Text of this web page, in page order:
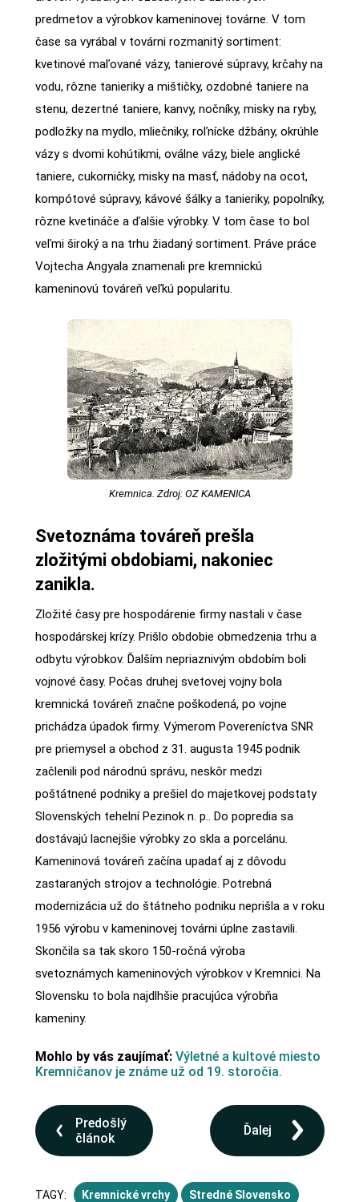
predmetov a výrobkov kameninovej továrne. V tom
čase sa vyrábal v továrni rozmanitý sortiment:
kvetinové maľované vázy, tanierové súpravy, krčahy na
vodu, rôzne tanieriky a mištičky, ozdobné taniere na
stenu, dezertné taniere, kanvy, nočníky, misky na ryby,
podložky na mydlo, mliečniky, roľnícke džbány, okrúhle
vázy s dvomi kohútikmi, oválne vázy, biele anglické
taniere, cukorničky, misky na masť, nádoby na ocot,
kompótové súpravy, kávové šálky a tanieriky, popolníky,
rôzne kvetináče a ďalšie výrobky. V tom čase to bol
veľmi široký a na trhu žiadaný sortiment. Práve práce
Vojtecha Angyala znamenali pre kremnickú
kameninovú továreň veľkú popularitu.
Kremnica. Zdroj: OZ KAMENICA
Svetoznáma továreň prešla
zložitými obdobiami, nakoniec
zanikla.
Zložité časy pre hospodárenie firmy nastali v čase
hospodárskej krízy. Prišlo obdobie obmedzenia trhu a
odbytu výrobkov. Ďalším nepriaznivým obdobím boli
vojnové časy. Počas druhej svetovej vojny bola
kremnická továreň značne poškodená, po vojne
prichádza úpadok firmy. Výmerom Povereníctva SNR
pre priemysel a obchod z 31. augusta 1945 podnik
začlenili pod národnú správu, neskôr medzi
poštátnené podniky a prešiel do majetkovej podstaty
Slovenských tehelní Pezinok n. p.. Do popredia sa
dostávajú lacnejšie výrobky zo skla a porcelánu.
Kameninová továreň začína upadať aj z dôvodu
zastaraných strojov a technológie. Potrebná
modernizácia už do štátneho podniku neprišla a v roku
1956 výrobu v kameninovej továrni úplne zastavili.
Skončila sa tak skoro 150-ročná výroba
svetoznámych kameninových výrobkov v Kremnici. Na
Slovensku to bola najdlhšie pracujúca výrobňa
kameniny.
Mohlo by vás zaujímať: Výletné a kultové miesto
Kremničanov je známe už od 19. storočia.
Predošlý
článok
Ďalej
TAGY: Kremnické vrchy Stredné Slovensko